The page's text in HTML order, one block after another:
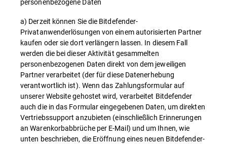
a) Derzeit können Sie die Bitdefender-
Privatanwenderlösungen von einem autorisierten Partner
kaufen oder sie dort verlängern lassen. In diesem Fall
werden die bei dieser Aktivität gesammelten
personenbezogenen Daten direkt von dem jeweiligen
Partner verarbeitet (der für diese Datenerhebung
verantwortlich ist). Wenn das Zahlungsformular auf
unserer Website gehostet wird, verarbeitet Bitdefender
auch die in das Formular eingegebenen Daten, um direkten
Vertriebssupport anzubieten (einschließlich Erinnerungen
an Warenkorbabbrüche per E-Mail) und um Ihnen, wie
unten beschrieben, die Eröffnung eines neuen Bitdefender-